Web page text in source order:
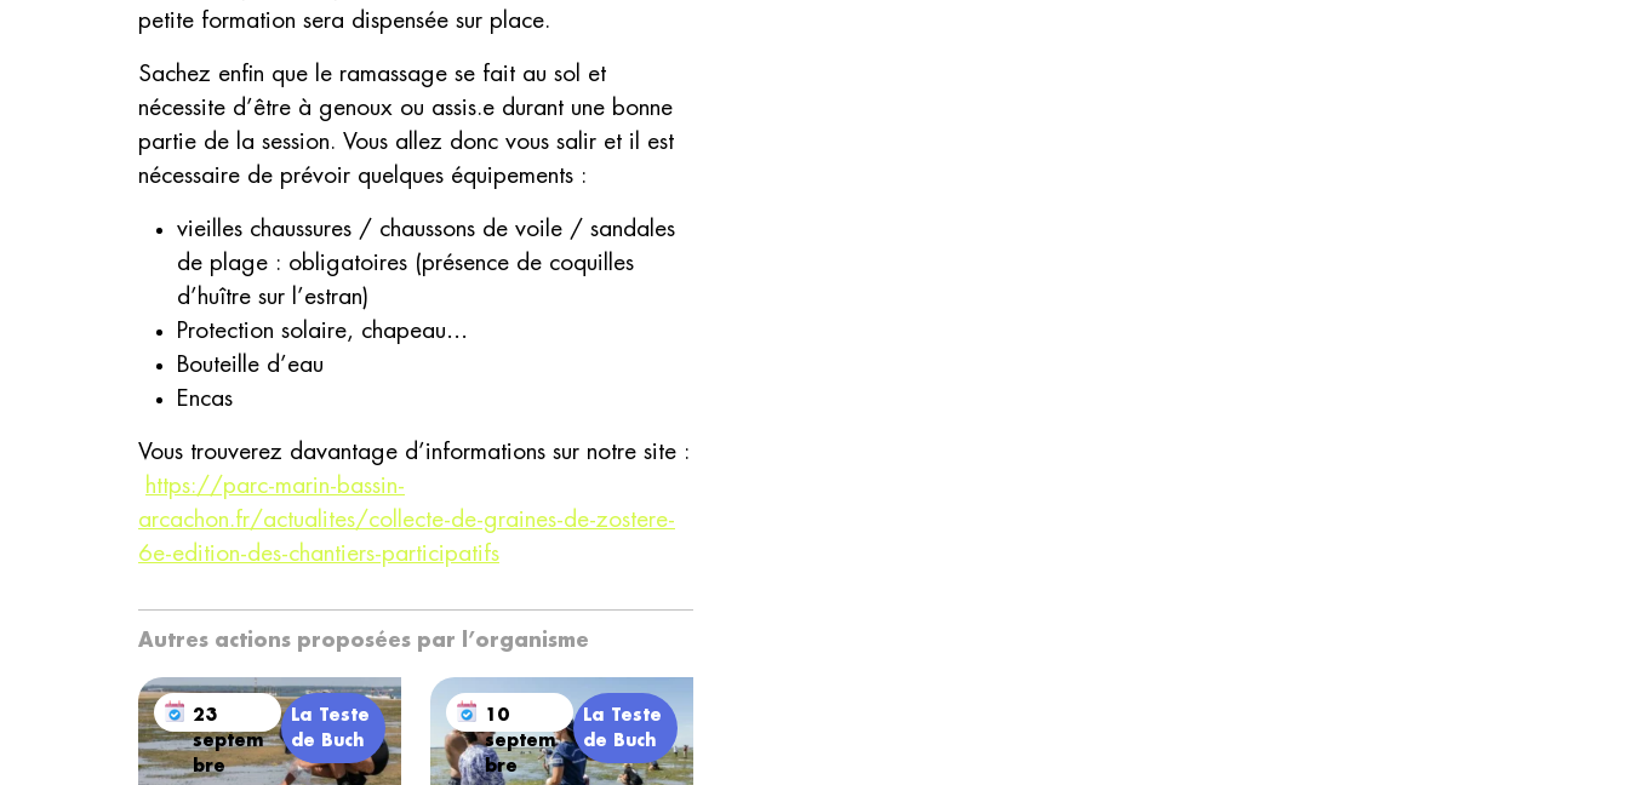
petite formation sera dispensée sur place.
Sachez enfin que le ramassage se fait au sol et
nécessite d’être à genoux ou assis.e durant une bonne
partie de la session. Vous allez donc vous salir et il est
nécessaire de prévoir quelques équipements :
vieilles chaussures / chaussons de voile / sandales
de plage : obligatoires (présence de coquilles
d’huître sur l’estran)
Protection solaire, chapeau…
Bouteille d’eau
Encas
Vous trouverez davantage d’informations sur notre site :
https://parc-marin-bassin-
arcachon.fr/actualites/collecte-de-graines-de-zostere-
6e-edition-des-chantiers-participatifs
Autres actions proposées par l’organisme
23
septem
bre
La Teste
de Buch
10
septem
bre
La Teste
de Buch